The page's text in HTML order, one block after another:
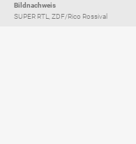
Bildnachweis
SUPER RTL, ZDF/Rico Rossival